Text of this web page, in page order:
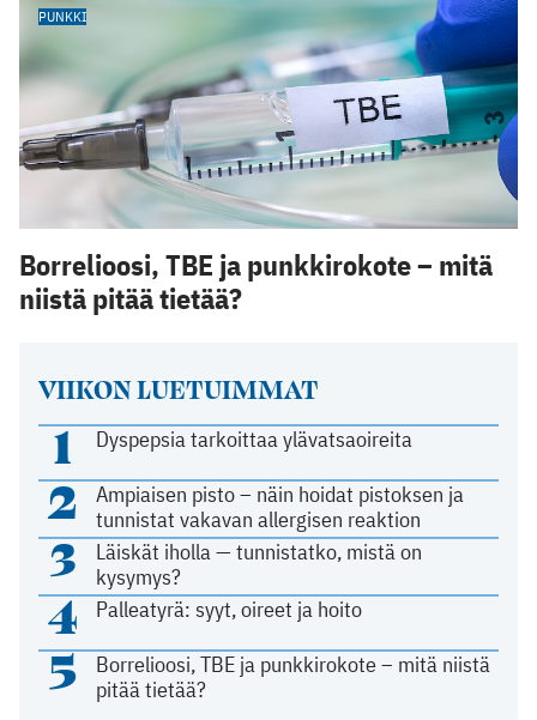
VIIKON LUETUIMMAT
1 Dyspepsia tarkoittaa ylävatsaoireita
2
Ampiaisen pisto – näin hoidat pistoksen ja
tunnistat vakavan allergisen reaktion
3
Läiskät iholla — tunnistatko, mistä on
kysymys?
4 Palleatyrä: syyt, oireet ja hoito
5
Borrelioosi, TBE ja punkkirokote – mitä niistä
pitää tietää?
PUNKKI
Borrelioosi, TBE ja punkkirokote – mitä
niistä pitää tietää?